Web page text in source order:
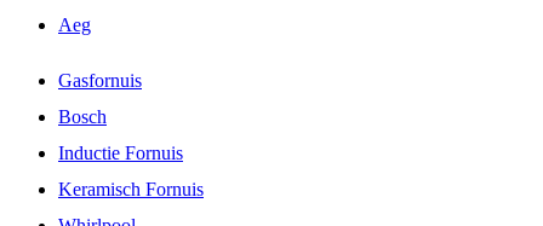
Aeg
Gasfornuis
Bosch
Inductie Fornuis
Keramisch Fornuis